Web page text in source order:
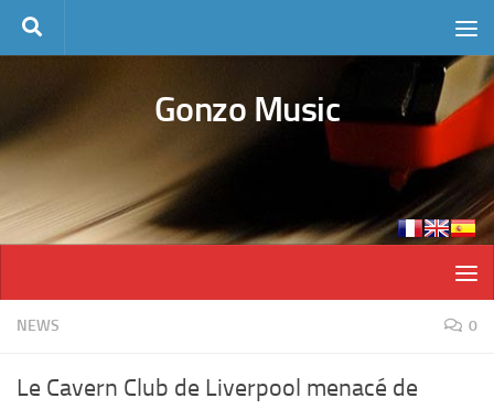
Skip to content
Gonzo Music
NEWS 0
Le Cavern Club de Liverpool menacé de